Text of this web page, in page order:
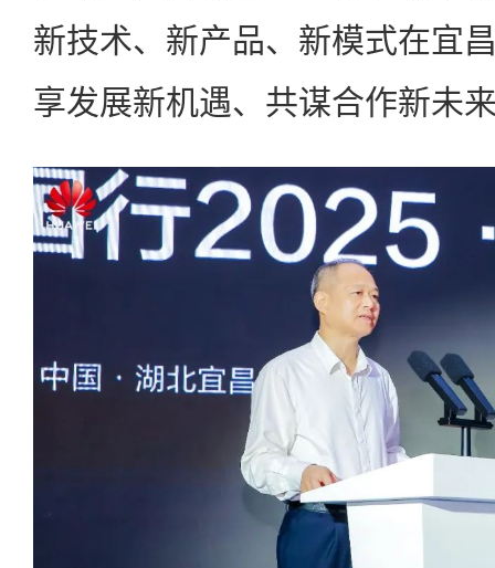
新技术、新产品、新模式在宜
享发展新机遇、共谋合作新未